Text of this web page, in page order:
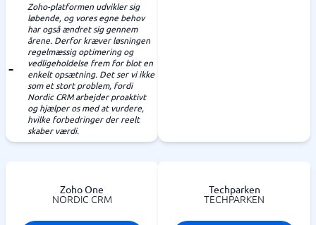
Zoho-platformen udvikler sig
løbende, og vores egne behov
har også ændret sig gennem
årene. Derfor kræver løsningen
regelmæssig optimering og
vedligeholdelse frem for blot en
enkelt opsætning. Det ser vi ikke
som et stort problem, fordi
Nordic CRM arbejder proaktivt
og hjælper os med at vurdere,
hvilke forbedringer der reelt
skaber værdi.
Zoho One
NORDIC CRM
Techparken
TECHPARKEN